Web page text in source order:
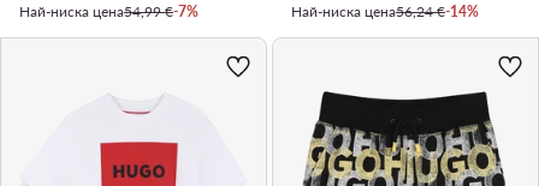
Най-ниска цена54,99 €-7%
Най-ниска цена56,24 €-14%